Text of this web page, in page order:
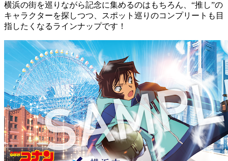
横浜の街を巡りながら記念に集めるのはもちろん、“推し”の
キャラクターを探しつつ、スポット巡りのコンプリートも目
指したくなるラインナップです！